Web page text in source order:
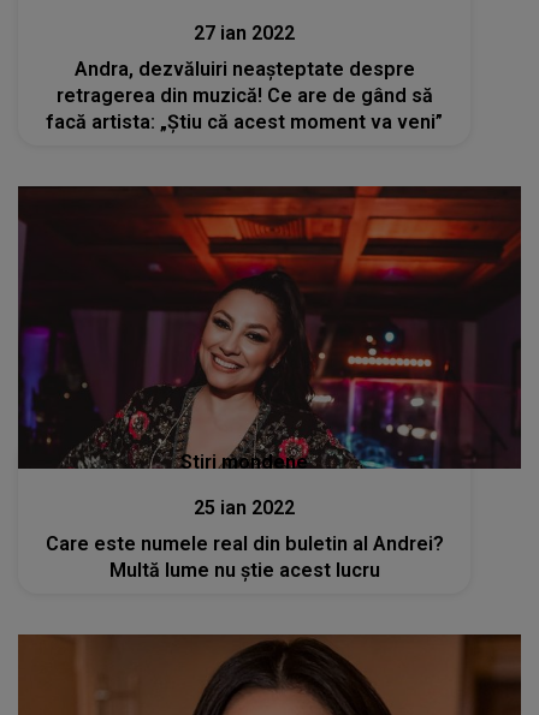
27 ian 2022
Andra, dezvăluiri neașteptate despre
retragerea din muzică! Ce are de gând să
facă artista: „Știu că acest moment va veni”
Stiri mondene
25 ian 2022
Care este numele real din buletin al Andrei?
Multă lume nu ştie acest lucru